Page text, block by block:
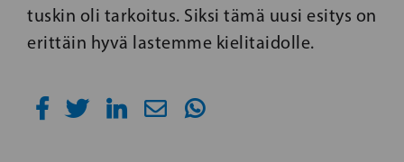
tuskin oli tarkoitus. Siksi tämä uusi esitys on
erittäin hyvä lastemme kielitaidolle.